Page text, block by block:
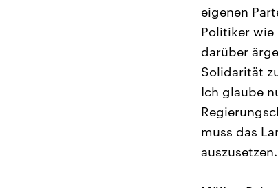
eigenen
Politiker wie
darüber
Solidarität
Ich glaube
muss das
auszusetzen.